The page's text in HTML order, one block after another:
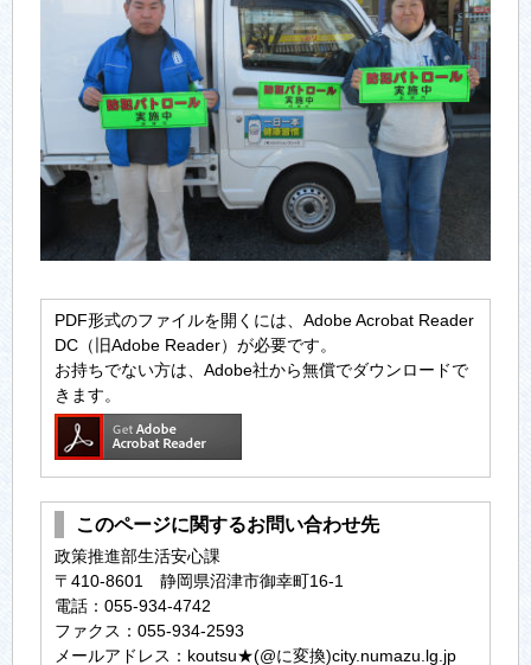
PDF形式のファイルを開くには、Adobe Acrobat Reader
DC（旧Adobe Reader）が必要です。
お持ちでない方は、Adobe社から無償でダウンロードで
きます。
このページに関するお問い合わせ先
政策推進部生活安心課
〒410-8601 静岡県沼津市御幸町16-1
電話：055-934-4742
ファクス：055-934-2593
メールアドレス：koutsu★(@に変換)city.numazu.lg.jp